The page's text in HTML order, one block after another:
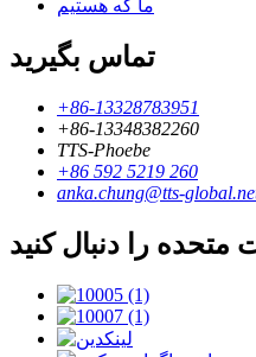
ما که هستیم
تماس بگیرید
+86-13328783951
+86-13348382260
TTS-Phoebe
+86 592 5219 260
anka.chung@tts-
متحده را دنبال کنید